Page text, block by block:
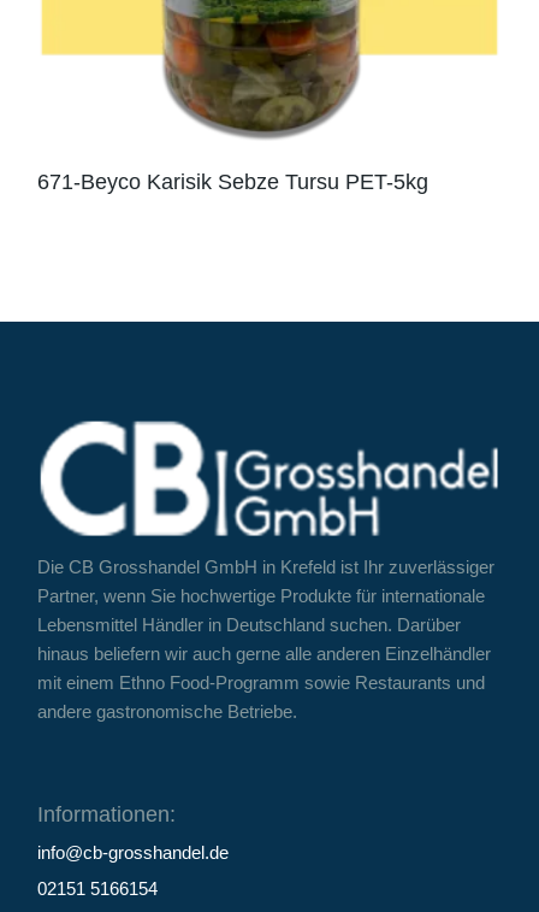
671-Beyco Karisik Sebze Tursu PET-5kg
Die CB Grosshandel GmbH in Krefeld ist Ihr zuverlässiger
Partner, wenn Sie hochwertige Produkte für internationale
Lebensmittel Händler in Deutschland suchen. Darüber
hinaus beliefern wir auch gerne alle anderen Einzelhändler
mit einem Ethno Food-Programm sowie Restaurants und
andere gastronomische Betriebe.
Informationen:
info@cb-grosshandel.de
02151 5166154